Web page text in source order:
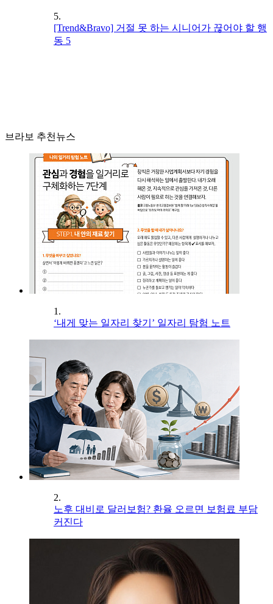
5.
[Trend&Bravo] 거절 못 하는 시니어가 끊어야 할 행
동 5
브라보 추천뉴스
1.
‘내게 맞는 일자리 찾기’ 일자리 탐험 노트
2.
노후 대비로 달러보험? 환율 오르면 보험료 부담
커진다